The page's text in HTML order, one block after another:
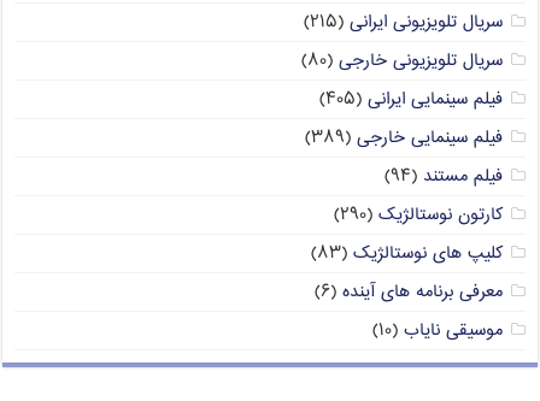
سریال تلویزیونی ایرانی (۲۱۵)
سریال تلویزیونی خارجی (۸۰)
فیلم سینمایی ایرانی (۴۰۵)
فیلم سینمایی خارجی (۳۸۹)
فیلم مستند (۹۴)
کارتون نوستالژیک (۲۹۰)
کلیپ های نوستالژیک (۸۳)
معرفی برنامه های آینده (۶)
موسیقی نایاب (۱۰)